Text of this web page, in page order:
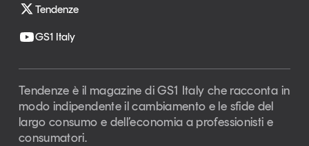
Tendenze
GS1 Italy
Tendenze è il magazine di GS1 Italy che racconta in
modo indipendente il cambiamento e le sfide del
largo consumo e dell’economia a professionisti e
consumatori.